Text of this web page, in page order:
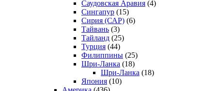
Саудовская Аравия (4)
Сингапур (15)
Сирия (САР) (6)
Тайвань (3)
Тайланд (25)
Турция (44)
Филиппины (25)
Шри-Ланка (18)
Шри-Ланка (18)
Япония (10)